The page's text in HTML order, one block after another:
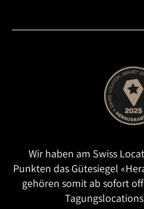
Wir haben am Swiss
Punkten das Gütesiegel
gehören somit ab sofort